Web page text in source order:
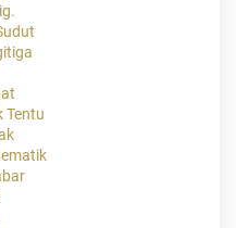
Tentu